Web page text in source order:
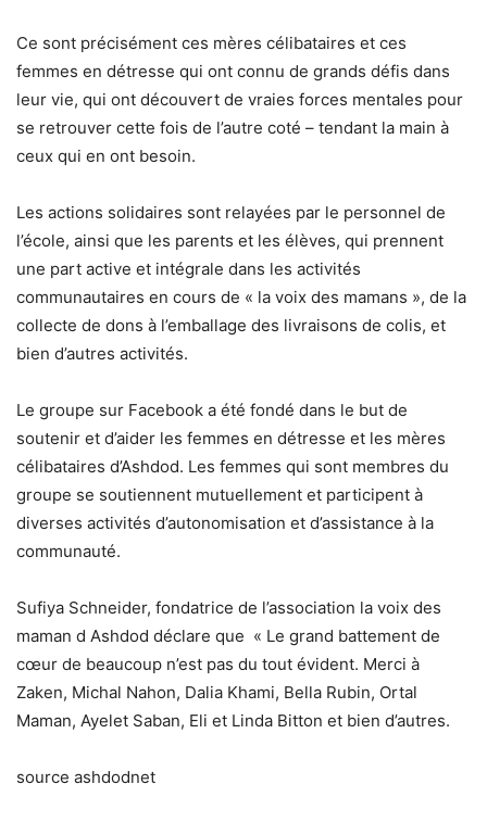
Ce sont précisément ces mères célibataires et ces
femmes en détresse qui ont connu de grands défis dans
leur vie, qui ont découvert de vraies forces mentales pour
se retrouver cette fois de l’autre coté – tendant la main à
ceux qui en ont besoin.
Les actions solidaires sont relayées par le personnel de
l’école, ainsi que les parents et les élèves, qui prennent
une part active et intégrale dans les activités
communautaires en cours de « la voix des mamans », de la
collecte de dons à l’emballage des livraisons de colis, et
bien d’autres activités.
Le groupe sur Facebook a été fondé dans le but de
soutenir et d’aider les femmes en détresse et les mères
célibataires d’Ashdod. Les femmes qui sont membres du
groupe se soutiennent mutuellement et participent à
diverses activités d’autonomisation et d’assistance à la
communauté.
Sufiya Schneider, fondatrice de l’association la voix des
maman d Ashdod déclare que « Le grand battement de
cœur de beaucoup n’est pas du tout évident. Merci à
Zaken, Michal Nahon, Dalia Khami, Bella Rubin, Ortal
Maman, Ayelet Saban, Eli et Linda Bitton et bien d’autres.
source ashdodnet